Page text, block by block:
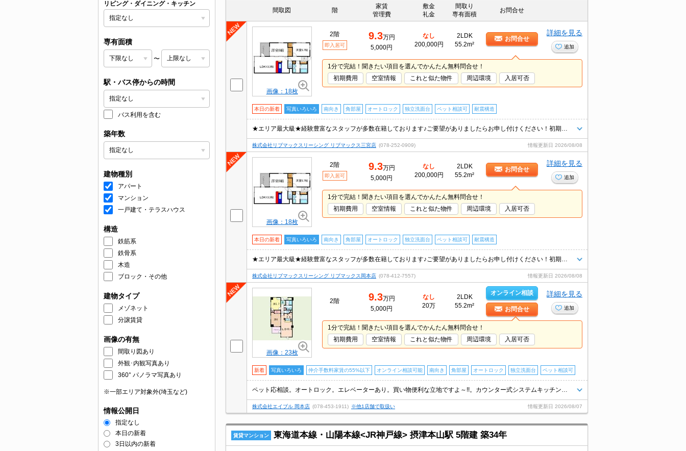
リビング・ダイニング・キッチン
専有面積
〜
駅・バス停からの時間
バス利用を含む
築年数
建物種別
アパート
マンション
一戸建て・テラスハウス
構造
鉄筋系
鉄骨系
木造
ブロック・その他
建物タイプ
メゾネット
分譲賃貸
画像の有無
間取り図あり
外観･内観写真あり
360° パノラマ写真あり
※一部エリア対象外(埼玉など)
情報公開日
指定なし
本日の新着
3日以内の新着
間取図 階
家賃
管理費
敷金
礼金
間取り
専有面積
お問合せ
画像：18枚
2階
即入居可
9.3万円
5,000円
なし
200,000円
2LDK
55.2m²
お問合せ
詳細を見る
追加
1分で完結！聞きたい項目を選んでかんたん無料問合せ！
初期費用
空室情報 これと似た物件 周辺環境 入居可否
本日の新着 写真いろいろ 南向き 角部屋 オートロック 独立洗面台 ペット相談可 耐震構造
株式会社リブマックスリーシング リブマックス三宮店 (078-252-0909) 情報更新日 2026/08/08
画像：18枚
2階
即入居可
9.3万円
5,000円
なし
200,000円
2LDK
55.2m²
お問合せ
詳細を見る
追加
1分で完結！聞きたい項目を選んでかんたん無料問合せ！
初期費用
空室情報 これと似た物件 周辺環境 入居可否
本日の新着 写真いろいろ 南向き 角部屋 オートロック 独立洗面台 ペット相談可 耐震構造
株式会社リブマックスリーシング リブマックス岡本店 (078-412-7557) 情報更新日 2026/08/08
画像：23枚
2階 9.3万円
5,000円
なし
20万
2LDK
55.2m²
オンライン相談
お問合せ
詳細を見る
追加
1分で完結！聞きたい項目を選んでかんたん無料問合せ！
初期費用
空室情報 これと似た物件 周辺環境 入居可否
新着 写真いろいろ 仲介手数料家賃の55%以下 オンライン相談可能 南向き 角部屋 オートロック 独立洗面台 ペット相談可
株式会社エイブル 岡本店 (078-453-1911) ※他1店舗で取扱い 情報更新日 2026/08/07
賃貸マンション 東海道本線・山陽本線<JR神戸線> 摂津本山駅 5階建 築34年